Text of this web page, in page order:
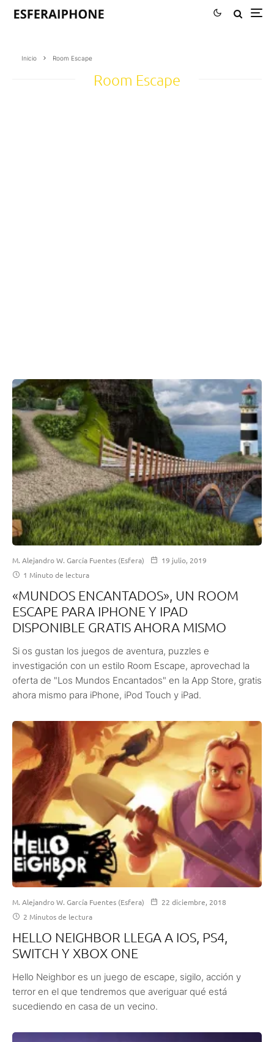
Inicio Room Escape
Room Escape
M. Alejandro W. García Fuentes (Esfera)
19 julio, 2019
1 Minuto de lectura
«MUNDOS ENCANTADOS», UN ROOM
ESCAPE PARA IPHONE Y IPAD
DISPONIBLE GRATIS AHORA MISMO
Si os gustan los juegos de aventura, puzzles e
investigación con un estilo Room Escape, aprovechad la
oferta de "Los Mundos Encantados" en la App Store, gratis
ahora mismo para iPhone, iPod Touch y iPad.
M. Alejandro W. García Fuentes (Esfera)
22 diciembre, 2018
2 Minutos de lectura
HELLO NEIGHBOR LLEGA A IOS, PS4,
SWITCH Y XBOX ONE
Hello Neighbor es un juego de escape, sigilo, acción y
terror en el que tendremos que averiguar qué está
sucediendo en casa de un vecino.